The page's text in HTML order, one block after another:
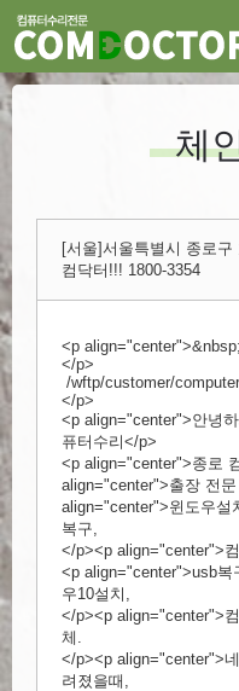
체
[서울]서울특별시 종로구
컴닥터!!! 1800-3354
<p
</p>
/wftp/customer/
</p>
<p align="center">안녕
퓨터수리</p>
<p align="center">종로
align="center">출장 전
align="center">윈도우설
복구,
</p><p align="center">
<p align="center">usb복
우10설치,
</p><p align="center">
체.
</p><p align="center">
려졌을때,